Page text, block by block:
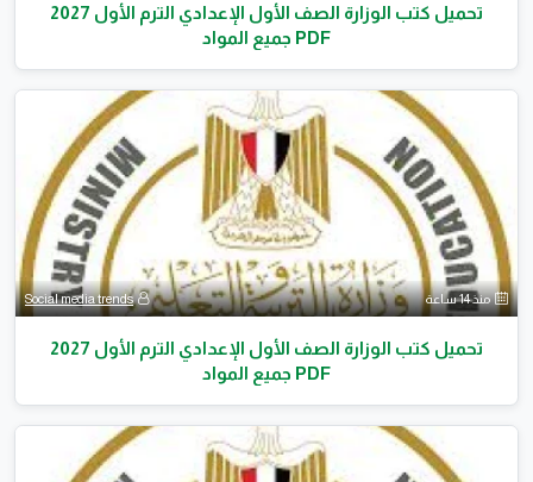
تحميل كتب الوزارة الصف الأول الإعدادي الترم الأول 2027
PDF جميع المواد
منذ 14 ساعة Social media trends
تحميل كتب الوزارة الصف الأول الإعدادي الترم الأول 2027
PDF جميع المواد